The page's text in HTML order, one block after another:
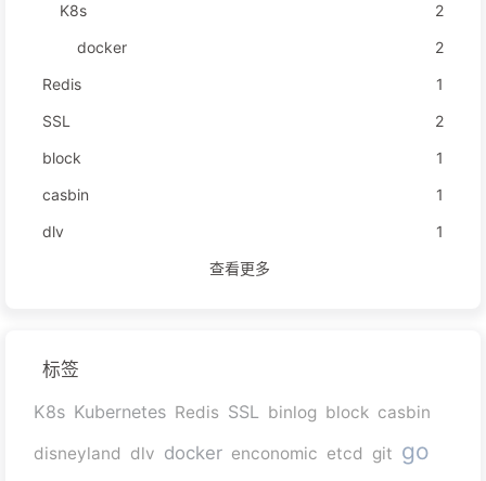
K8s
2
docker
2
Redis
1
SSL
2
block
1
casbin
1
dlv
1
查看更多
标签
K8s Kubernetes Redis SSL binlog block casbin
disneyland dlv docker enconomic etcd git go